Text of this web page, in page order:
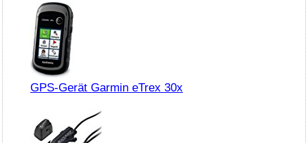
GPS-Gerät Garmin eTrex 30x